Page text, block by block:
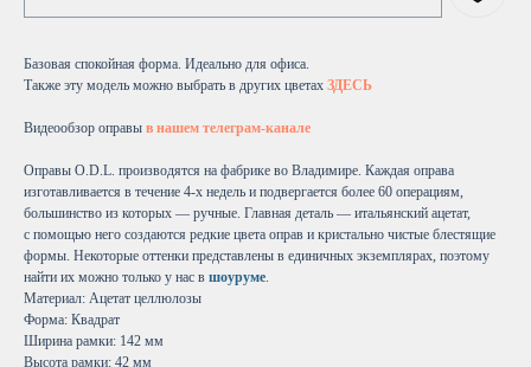
Базовая спокойная форма. Идеально для офиса.
Также эту модель можно выбрать в других цветах ЗДЕСЬ
Видеообзор оправы в нашем телеграм-канале
Оправы O.D.L. производятся на фабрике во Владимире. Каждая оправа
изготавливается в течение 4-х недель и подвергается более 60 операциям,
большинство из которых — ручные. Главная деталь — итальянский ацетат,
с помощью него создаются редкие цвета оправ и кристально чистые блестящие
формы. Некоторые оттенки представлены в единичных экземплярах, поэтому
найти их можно только у нас в шоуруме.
Материал: Ацетат целлюлозы
Форма: Квадрат
Ширина рамки: 142 мм
Высота рамки: 42 мм